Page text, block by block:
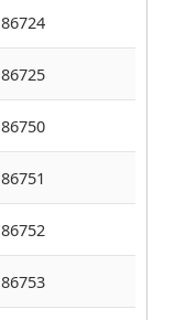
86724
86725
86750
86751
86752
86753